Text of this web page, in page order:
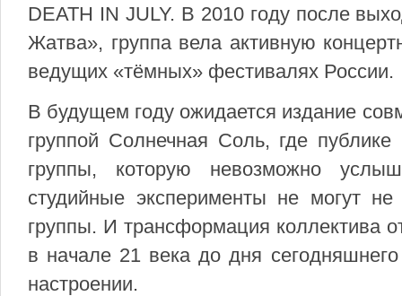
DEATH IN JULY. В 2010 году после
Жатва», группа вела активную
ведущих «тёмных» фестивалях России.
В будущем году ожидается издание
группой Солнечная Соль, где публике
группы, которую невозможно
студийные эксперименты не могут
группы. И трансформация коллектива
в начале 21 века до дня
настроении.